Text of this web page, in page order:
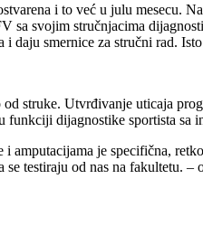
i to već u julu mesecu.
svojim stručnjacima
daju smernice za stručni rad.
struke. Utvrđivanje uticaja
dijagnostike sportista sa
je specifična,
testiraju od nas na fakultetu.